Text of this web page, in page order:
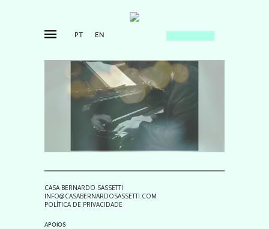
PT EN
CASA BERNARDO SASSETTI
INFO@CASABERNARDOSASSETTI.COM
POLÍTICA DE PRIVACIDADE
APOIOS